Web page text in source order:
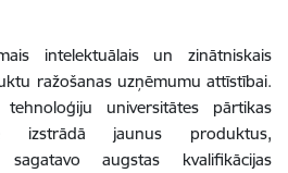
intelektuālais un zinātniskais
ražošanas uzņēmumu attīstībai.
universitātes pārtikas
izstrādā jaunus produktus,
augstas kvalifikācijas